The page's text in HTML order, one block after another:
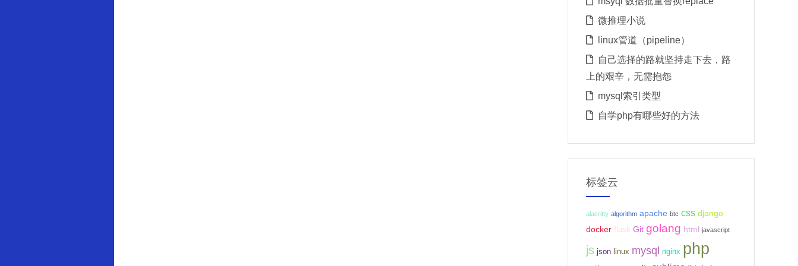
微推理小说
linux管道（pipeline）
自己选择的路就坚持走下去，路
上的艰辛，无需抱怨
mysql索引类型
自学php有哪些好的方法
标签云
alacritty algorithm apache btc css django
docker flask Git golang html javascript
js json linux mysql nginx php